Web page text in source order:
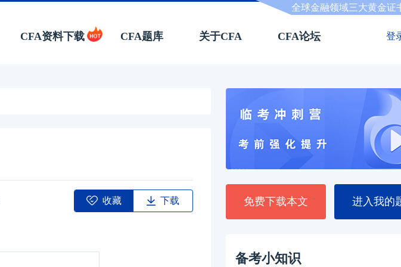
全球金融领域三大黄金证
CFA资料下载 CFA题库 关于CFA CFA论坛 登
收藏 下载 免费下载本文 进入我的
备考小知识